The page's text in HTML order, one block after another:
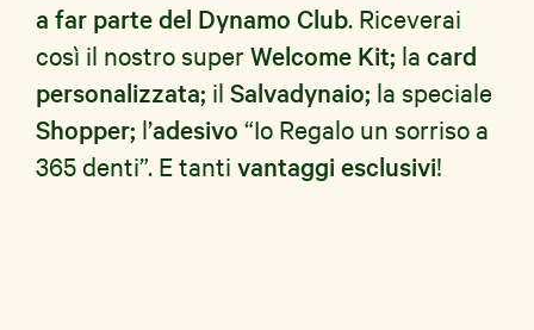
a far parte del Dynamo Club. Riceverai
così il nostro super Welcome Kit; la card
personalizzata; il Salvadynaio; la speciale
Shopper; l’adesivo “Io Regalo un sorriso a
365 denti”. E tanti vantaggi esclusivi!